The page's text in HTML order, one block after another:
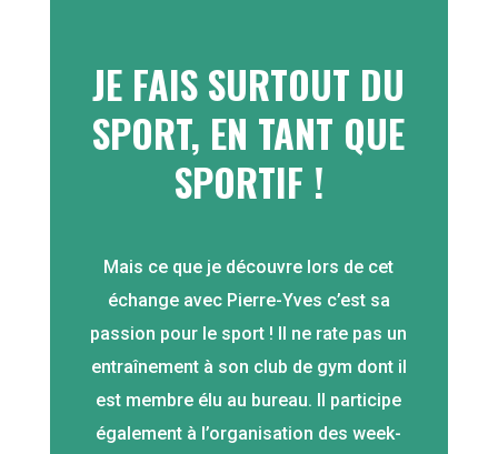
JE FAIS SURTOUT DU
SPORT, EN TANT QUE
SPORTIF !
Mais ce que je découvre lors de cet
échange avec Pierre-Yves c’est sa
passion pour le sport ! Il ne rate pas un
entraînement à son club de gym dont il
est membre élu au bureau. Il participe
également à l’organisation des week-